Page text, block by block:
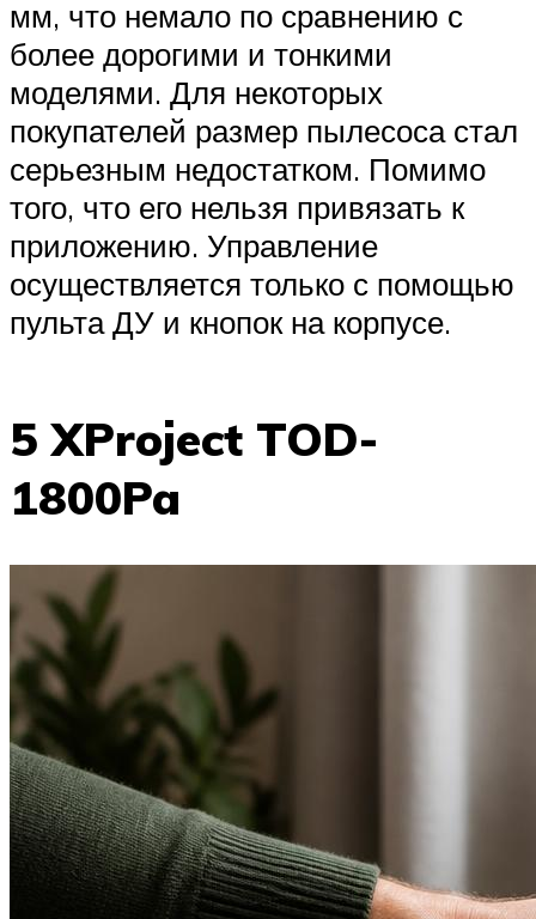
мм, что немало по сравнению с
более дорогими и тонкими
моделями. Для некоторых
покупателей размер пылесоса стал
серьезным недостатком. Помимо
того, что его нельзя привязать к
приложению. Управление
осуществляется только с помощью
пульта ДУ и кнопок на корпусе.
5 XProject TOD-
1800Pa